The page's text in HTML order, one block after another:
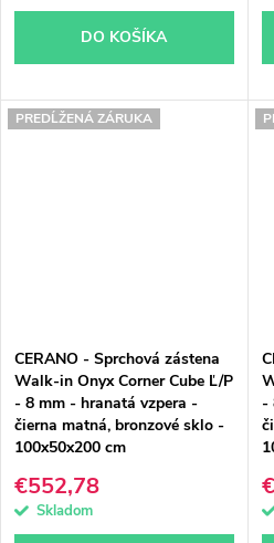
DO KOŠÍKA
PREDĹŽENÁ ZÁRUKA
CERANO - Sprchová zástena
Walk-in Onyx Corner Cube Ľ/P
- 8 mm - hranatá vzpera -
čierna matná, bronzové sklo -
100x50x200 cm
€552,78
Skladom
-